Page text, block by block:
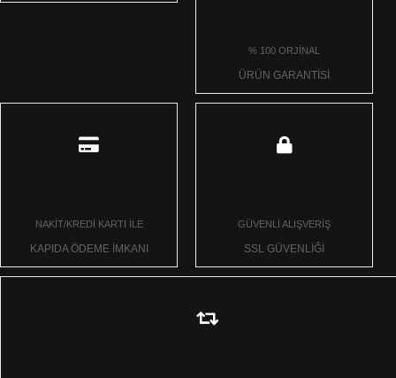
% 100 ORJİNAL
ÜRÜN GARANTİSİ
NAKİT/KREDİ KARTI İLE
KAPIDA ÖDEME İMKANI
GÜVENLİ ALIŞVERİŞ
SSL GÜVENLİĞİ